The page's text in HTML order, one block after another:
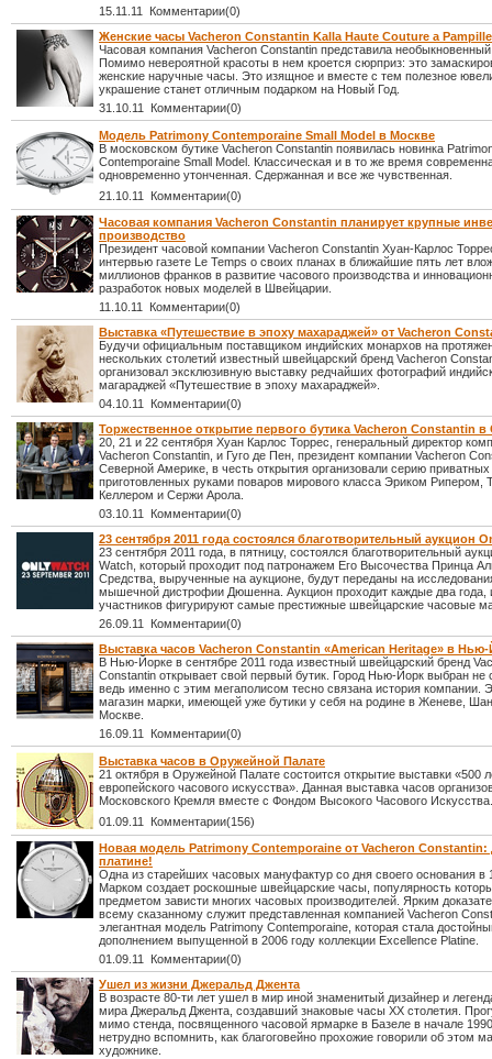
15.11.11 Комментарии(0)
Женские часы Vacheron Constantin Kalla Haute Couture a
Часовая компания Vacheron Constantin представила необыкновенный
Помимо невероятной красоты в нем кроется сюрприз: это
женские наручные часы. Это изящное и вместе с тем полезное
украшение станет отличным подарком на Новый Год.
31.10.11 Комментарии(0)
Модель Patrimony Contemporaine Small Model в Москве
В московском бутике Vacheron Constantin появилась новинка
Contemporaine Small Model. Классическая и в то же время
одновременно утонченная. Сдержанная и все же чувственная.
21.10.11 Комментарии(0)
Часовая компания Vacheron Constantin планирует крупные
производство
Президент часовой компании Vacheron Constantin Хуан-Карлос
интервью газете Le Temps о своих планах в ближайшие пять лет
миллионов франков в развитие часового производства и
разработок новых моделей в Швейцарии.
11.10.11 Комментарии(0)
Выставка «Путешествие в эпоху махараджей» от Vacheron
Будучи официальным поставщиком индийских монархов на
нескольких столетий известный швейцарский бренд Vacheron
организовал эксклюзивную выставку редчайших фотографий
магараджей «Путешествие в эпоху махараджей».
04.10.11 Комментарии(0)
Торжественное открытие первого бутика Vacheron Constantin
20, 21 и 22 сентября Хуан Карлос Торрес, генеральный директор
Vacheron Constantin, и Гуго де Пен, президент компании Vacheron
Северной Америке, в честь открытия организовали серию
приготовленных руками поваров мирового класса Эриком Рипером,
Келлером и Сержи Арола.
03.10.11 Комментарии(0)
23 сентября 2011 года состоялся благотворительный аукцион
23 сентября 2011 года, в пятницу, состоялся благотворительный
Watch, который проходит под патронажем Его Высочества Принца
Средства, вырученные на аукционе, будут переданы на
мышечной дистрофии Дюшенна. Аукцион проходит каждые два года,
участников фигурируют самые престижные швейцарские часовые
26.09.11 Комментарии(0)
Выставка часов Vacheron Constantin «American Heritage» в
В Нью-Йорке в сентябре 2011 года известный швейцарский бренд
Constantin открывает свой первый бутик. Город Нью-Йорк выбран не
ведь именно с этим мегаполисом тесно связана история компании.
магазин марки, имеющей уже бутики у себя на родине в Женеве,
Москве.
16.09.11 Комментарии(0)
Выставка часов в Оружейной Палате
21 октября в Оружейной Палате состоится открытие выставки «500
европейского часового искусства». Данная выставка часов
Московского Кремля вместе с Фондом Высокого Часового Искусства.
01.09.11 Комментарии(156)
Новая модель Patrimony Contemporaine от Vacheron Constantin:
платине!
Одна из старейших часовых мануфактур со дня своего основания в
Марком создает роскошные швейцарские часы, популярность
предметом зависти многих часовых производителей. Ярким
всему сказанному служит представленная компанией Vacheron
элегантная модель Patrimony Contemporaine, которая стала
дополнением выпущенной в 2006 году коллекции Excellence Platine.
01.09.11 Комментарии(0)
Ушел из жизни Джеральд Джента
В возрасте 80-ти лет ушел в мир иной знаменитый дизайнер и
мира Джеральд Джента, создавший знаковые часы ХХ столетия.
мимо стенда, посвященного часовой ярмарке в Базеле в начале
нетрудно вспомнить, как благоговейно прохожие говорили об этом
художнике.